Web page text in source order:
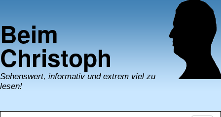
Beim
Christoph
Sehenswert, informativ und extrem viel zu
lesen!